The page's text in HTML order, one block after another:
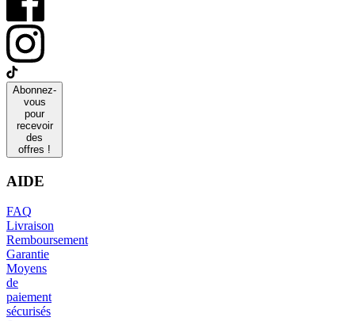
Abonnez-
vous
pour
recevoir
des
offres !
AIDE
FAQ
Livraison
Remboursement
Garantie
Moyens
de
paiement
sécurisés